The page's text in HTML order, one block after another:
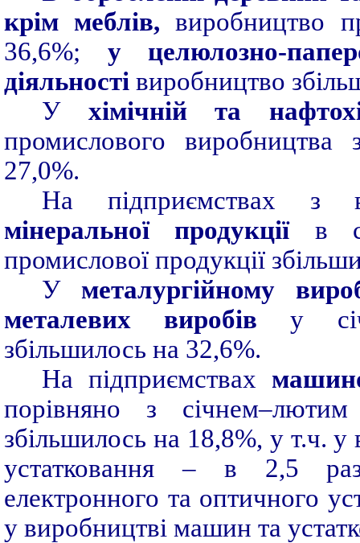
крім меблів, виробництво
36,6%; у целюлозно-
діяльності виробництво
У хімічній та
промислового виробництва
27,0%.
На підприємствах з
мінеральної продукції в
промислової продукції
Уметалургійному
металевих виробів у
збільшилось на 32,6%.
На підприємствах
порівняно з
збільшилось на 18,8%, у т.ч. у
устатковання – в 2,5
електронного та оптичного
у виробництві машин та